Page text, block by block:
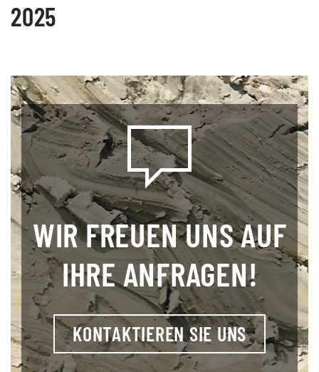
2025
WIR FREUEN UNS AUF
IHRE ANFRAGEN!
KONTAKTIEREN SIE UNS